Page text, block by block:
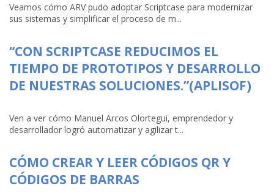
Veamos cómo ARV pudo adoptar Scriptcase para modernizar
sus sistemas y simplificar el proceso de m...
“CON SCRIPTCASE REDUCIMOS EL
TIEMPO DE PROTOTIPOS Y DESARROLLO
DE NUESTRAS SOLUCIONES.”(APLISOF)
Ven a ver cómo Manuel Arcos Olortegui, emprendedor y
desarrollador logró automatizar y agilizar t...
CÓMO CREAR Y LEER CÓDIGOS QR Y
CÓDIGOS DE BARRAS